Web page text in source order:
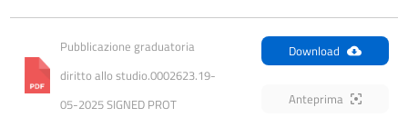
Pubblicazione graduatoria
diritto allo studio.0002623.19-
05-2025 SIGNED PROT
Download
Anteprima